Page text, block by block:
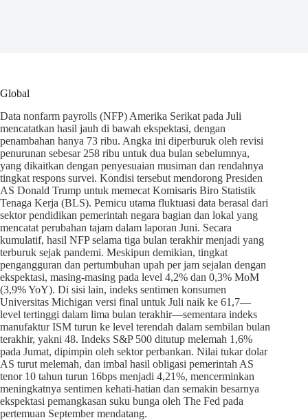
Global
Data nonfarm payrolls (NFP) Amerika Serikat pada Juli
mencatatkan hasil jauh di bawah ekspektasi, dengan
penambahan hanya 73 ribu. Angka ini diperburuk oleh revisi
penurunan sebesar 258 ribu untuk dua bulan sebelumnya,
yang dikaitkan dengan penyesuaian musiman dan rendahnya
tingkat respons survei. Kondisi tersebut mendorong Presiden
AS Donald Trump untuk memecat Komisaris Biro Statistik
Tenaga Kerja (BLS). Pemicu utama fluktuasi data berasal dari
sektor pendidikan pemerintah negara bagian dan lokal yang
mencatat perubahan tajam dalam laporan Juni. Secara
kumulatif, hasil NFP selama tiga bulan terakhir menjadi yang
terburuk sejak pandemi. Meskipun demikian, tingkat
pengangguran dan pertumbuhan upah per jam sejalan dengan
ekspektasi, masing-masing pada level 4,2% dan 0,3% MoM
(3,9% YoY). Di sisi lain, indeks sentimen konsumen
Universitas Michigan versi final untuk Juli naik ke 61,7—
level tertinggi dalam lima bulan terakhir—sementara indeks
manufaktur ISM turun ke level terendah dalam sembilan bulan
terakhir, yakni 48. Indeks S&P 500 ditutup melemah 1,6%
pada Jumat, dipimpin oleh sektor perbankan. Nilai tukar dolar
AS turut melemah, dan imbal hasil obligasi pemerintah AS
tenor 10 tahun turun 16bps menjadi 4,21%, mencerminkan
meningkatnya sentimen kehati-hatian dan semakin besarnya
ekspektasi pemangkasan suku bunga oleh The Fed pada
pertemuan September mendatang.